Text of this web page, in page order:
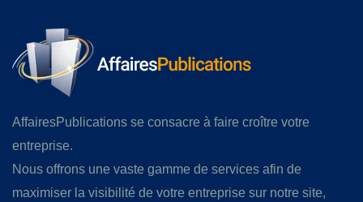
AffairesPublications se consacre à faire croître votre
entreprise.
Nous offrons une vaste gamme de services afin de
maximiser la visibilité de votre entreprise sur notre site,